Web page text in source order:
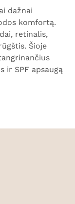
dažnai
komfortą.
retinalis,
Šioje
ir SPF apsaugą